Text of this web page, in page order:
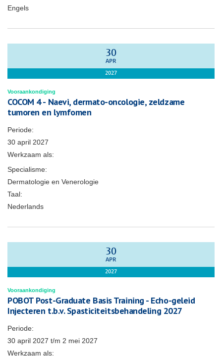
Engels
30
APR
2027
Vooraankondiging
COCOM 4 - Naevi, dermato-oncologie, zeldzame
tumoren en lymfomen
Periode:
30 april 2027
Werkzaam als:
Specialisme:
Dermatologie en Venerologie
Taal:
Nederlands
30
APR
2027
Vooraankondiging
POBOT Post-Graduate Basis Training - Echo-geleid
Injecteren t.b.v. Spasticiteitsbehandeling 2027
Periode:
30 april 2027 t/m 2 mei 2027
Werkzaam als: